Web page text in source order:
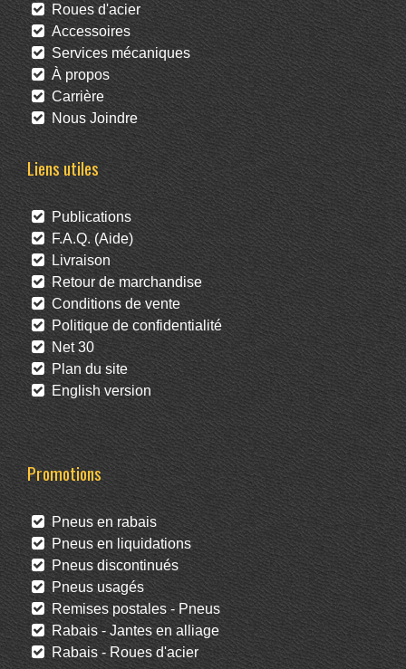
Roues d'acier
Accessoires
Services mécaniques
À propos
Carrière
Nous Joindre
Liens utiles
Publications
F.A.Q. (Aide)
Livraison
Retour de marchandise
Conditions de vente
Politique de confidentialité
Net 30
Plan du site
English version
Promotions
Pneus en rabais
Pneus en liquidations
Pneus discontinués
Pneus usagés
Remises postales - Pneus
Rabais - Jantes en alliage
Rabais - Roues d'acier